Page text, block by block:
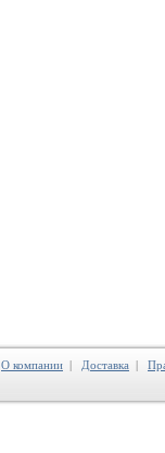
О компании | Доставка |